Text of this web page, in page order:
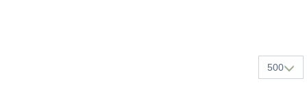
500